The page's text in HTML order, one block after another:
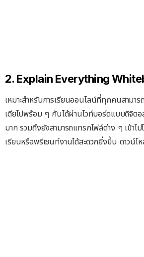
2. Explain Everything
เหมาะสำหรับการเรียนออนไลน์ที่ทุกคนสามา
เดียไปพร้อม ๆ กันได้ผ่านไวท์บอร์ดแบบดิจิต
มาก รวมถึงยังสามารถแทรกไฟล์ต่าง ๆ เข้าไ
เรียนหรือพรีเซนท์งานได้สะดวกยิ่งขึ้น ดาวน์โห